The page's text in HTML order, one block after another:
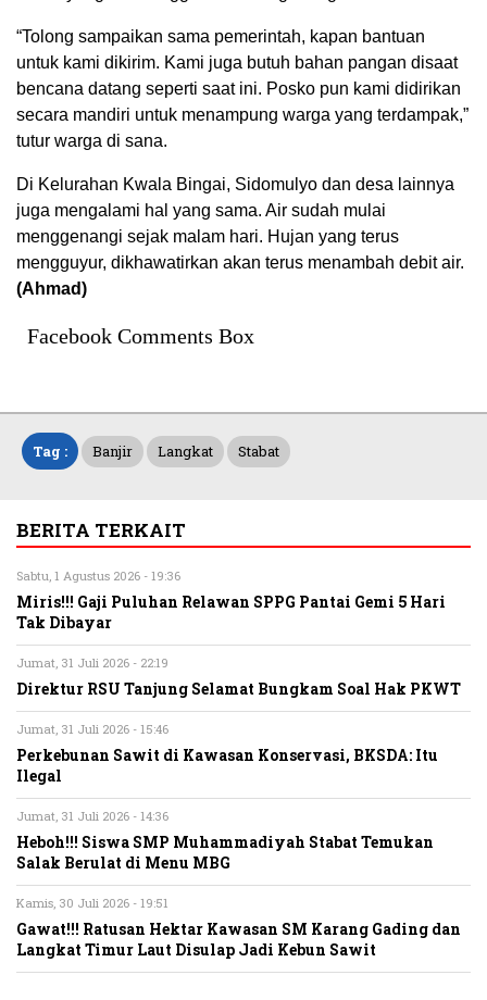
“Tolong sampaikan sama pemerintah, kapan bantuan
untuk kami dikirim. Kami juga butuh bahan pangan disaat
bencana datang seperti saat ini. Posko pun kami didirikan
secara mandiri untuk menampung warga yang terdampak,”
tutur warga di sana.
Di Kelurahan Kwala Bingai, Sidomulyo dan desa lainnya
juga mengalami hal yang sama. Air sudah mulai
menggenangi sejak malam hari. Hujan yang terus
mengguyur, dikhawatirkan akan terus menambah debit air.
(Ahmad)
Facebook Comments Box
Tag : Banjir Langkat Stabat
BERITA TERKAIT
Sabtu, 1 Agustus 2026 - 19:36
Miris!!! Gaji Puluhan Relawan SPPG Pantai Gemi 5 Hari
Tak Dibayar
Jumat, 31 Juli 2026 - 22:19
Direktur RSU Tanjung Selamat Bungkam Soal Hak PKWT
Jumat, 31 Juli 2026 - 15:46
Perkebunan Sawit di Kawasan Konservasi, BKSDA: Itu
Ilegal
Jumat, 31 Juli 2026 - 14:36
Heboh!!! Siswa SMP Muhammadiyah Stabat Temukan
Salak Berulat di Menu MBG
Kamis, 30 Juli 2026 - 19:51
Gawat!!! Ratusan Hektar Kawasan SM Karang Gading dan
Langkat Timur Laut Disulap Jadi Kebun Sawit